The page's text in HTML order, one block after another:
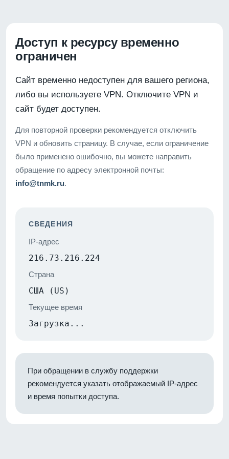
Доступ к ресурсу временно
ограничен
Сайт временно недоступен для вашего региона,
либо вы используете VPN. Отключите VPN и
сайт будет доступен.
Для повторной проверки рекомендуется отключить
VPN и обновить страницу. В случае, если ограничение
было применено ошибочно, вы можете направить
обращение по адресу электронной почты:
info@tnmk.ru.
СВЕДЕНИЯ
IP-адрес
216.73.216.224
Страна
США (US)
Текущее время
Загрузка...
При обращении в службу поддержки
рекомендуется указать отображаемый IP-адрес
и время попытки доступа.